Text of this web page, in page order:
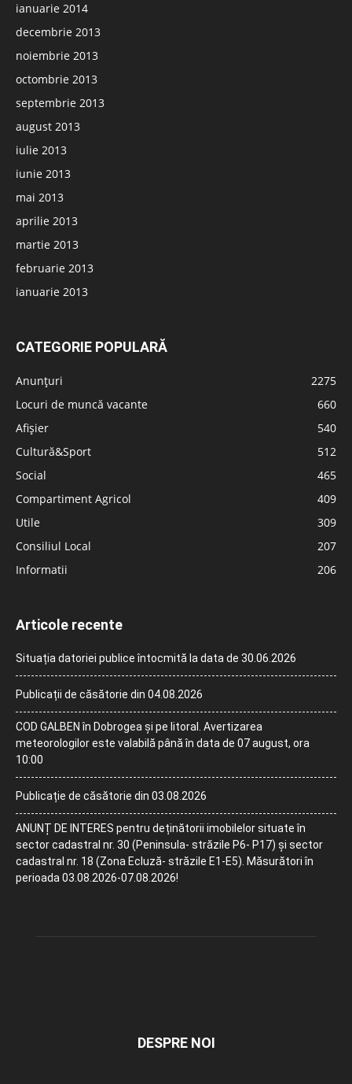
ianuarie 2014
decembrie 2013
noiembrie 2013
octombrie 2013
septembrie 2013
august 2013
iulie 2013
iunie 2013
mai 2013
aprilie 2013
martie 2013
februarie 2013
ianuarie 2013
CATEGORIE POPULARĂ
Anunțuri
2275
Locuri de muncă vacante
660
Afișier
540
Cultură&Sport
512
Social
465
Compartiment Agricol
409
Utile
309
Consiliul Local
207
Informatii
206
Articole recente
Situația datoriei publice întocmită la data de 30.06.2026
Publicații de căsătorie din 04.08.2026
COD GALBEN în Dobrogea și pe litoral. Avertizarea
meteorologilor este valabilă până în data de 07 august, ora
10:00
Publicație de căsătorie din 03.08.2026
ANUNȚ DE INTERES pentru deținătorii imobilelor situate în
sector cadastral nr. 30 (Peninsula- străzile P6- P17) și sector
cadastral nr. 18 (Zona Ecluză- străzile E1-E5). Măsurători în
perioada 03.08.2026-07.08.2026!
DESPRE NOI